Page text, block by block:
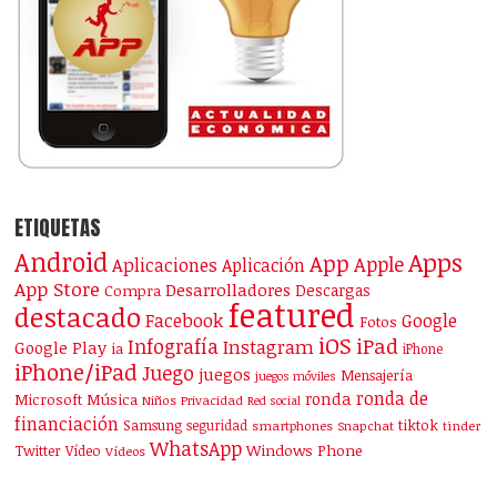
ETIQUETAS
Android Aplicaciones Aplicación App AppleApps
App Store Compra Desarrolladores Descargas
destacado Facebook featured Fotos Google
Google Play ia InfografíaInstagram iOS iPad iPhone
iPhone/iPad Juego juegos juegos móviles Mensajería
Microsoft Música Niños Privacidad Red social ronda ronda de
financiación Samsung seguridad smartphones Snapchat tiktok tinder
Twitter Vídeo Vídeos WhatsApp Windows Phone